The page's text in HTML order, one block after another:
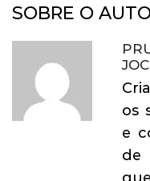
SOBRE O
os
e
de